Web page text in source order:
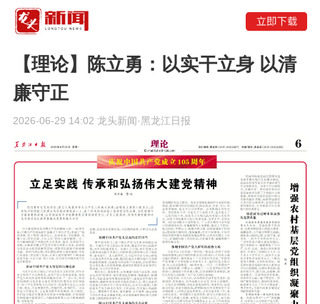
【理论】陈立勇：以实干立身 以清
廉守正
2026-06-29 14:02 龙头新闻·黑龙江日报